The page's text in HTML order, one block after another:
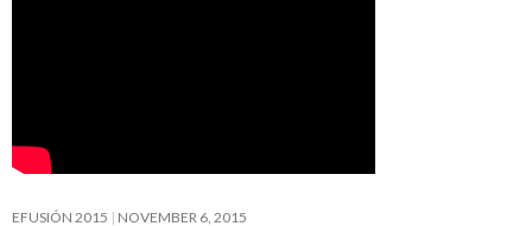
EFUSIÓN 2015 NOVEMBER 6, 2015